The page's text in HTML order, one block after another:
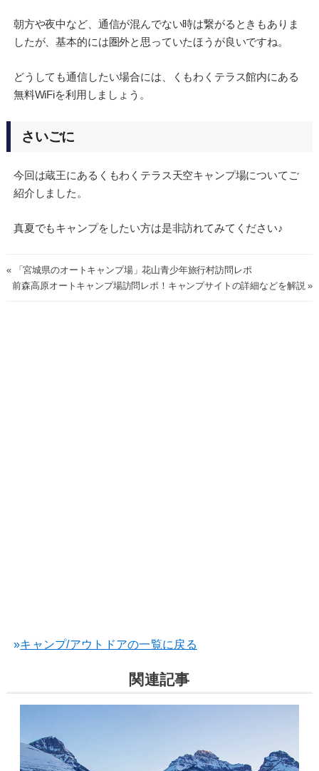
朝方や夜中など、通信が混んでない時は繋がるときもありま
したが、基本的には圏外と思っていたほうが良いですね。
どうしても通信したい場合には、くもわくテラス館内にある
無料WiFiを利用しましょう。
さいごに
今回は蔵王にあるくもわくテラス天空キャンプ場についてご
紹介しました。
真夏でもキャンプをしたい方は是非訪れてみてください♪
« 「宮城県のオートキャンプ場」花山青少年旅行村訪問レポ
前森高原オートキャンプ場訪問レポ！キャンプサイトの詳細などを解説 »
»キャンプ/アウトドアの一覧に戻る
関連記事